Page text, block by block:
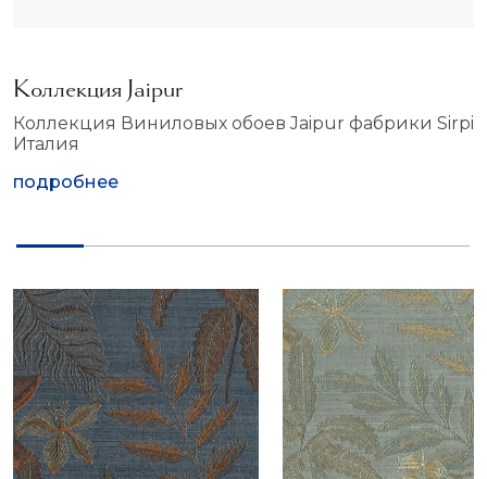
Коллекция Jaipur
Коллекция Виниловых обоев Jaipur фабрики Sirpi
Италия
подробнее